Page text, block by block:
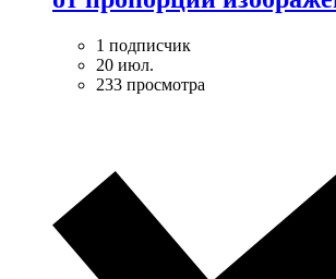
1 подписчик
20 июл.
233 просмотра